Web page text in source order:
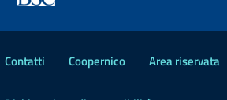
Contatti Coopernico Area riservata